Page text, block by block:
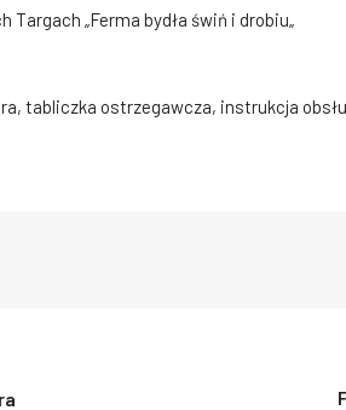
Targach „Ferma bydła świń i drobiu„
tabliczka ostrzegawcza, instrukcja